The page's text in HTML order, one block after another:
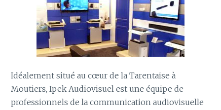
Idéalement situé au cœur de la Tarentaise à
Moutiers, Ipek Audiovisuel est une équipe de
professionnels de la communication audiovisuelle